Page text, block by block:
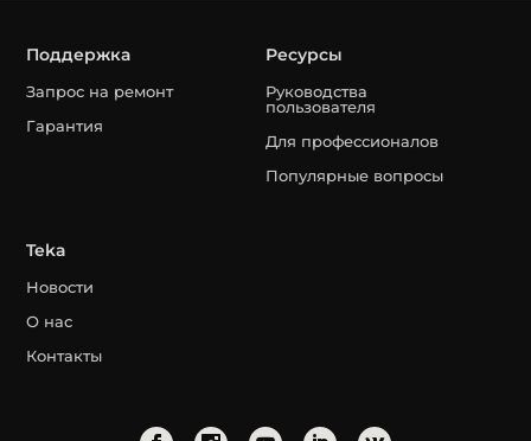
Поддержка
Запрос на ремонт
Гарантия
Ресурсы
Руководства
пользователя
Для профессионалов
Популярные вопросы
Teka
Новости
О нас
Контакты